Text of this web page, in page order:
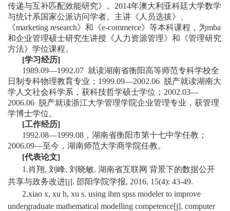
传递与互补匹配效能研究》。2014年澳大利亚科廷大学数学
与统计系国家公派访问学者。主讲《人员选拔》、
《marketing research》和《e-commerce》等本科课程，为mba
和企业管理硕士研究生讲授《人力资源管理》和《管理研究
方法》学位课程。
[学习经历]
1989.09—1992.07 就读湖南省衡阳高等师范专科学校全
日制专科物理教育专业；1999.09—2002.06 脱产就读湖南大
学人文社会科学系，获科技哲学硕士学位；2002.03—
2006.06 脱产就读浙江大学管理学院企业管理专业，获管理
学博士学位。
[工作经历]
1992.08—1999.08，湖南省衡阳市第十七中学任教；
2006.09—至今，湖南师范大学商学院任教。
[代表论文]
1.肖翔, 刘峰, 刘晓敏. 湖南省互联网 背景下的数据公开
共享与政务改进[j]. 邵阳学院学报, 2016, 15(4): 43-49.
2.xiao x, xu h, xu s. using ibm spss modeler to improve
undergraduate mathematical modelling competence[j]. computer